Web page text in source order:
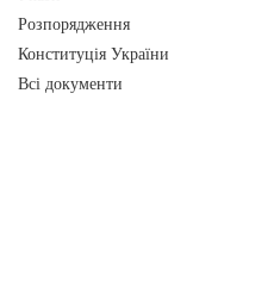
Розпорядження
Конституція України
Всі документи